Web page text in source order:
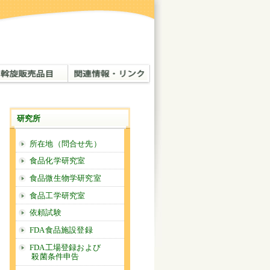
研究所
所在地（問合せ先）
食品化学研究室
食品微生物学研究室
食品工学研究室
依頼試験
FDA食品施設登録
FDA工場登録および
殺菌条件申告